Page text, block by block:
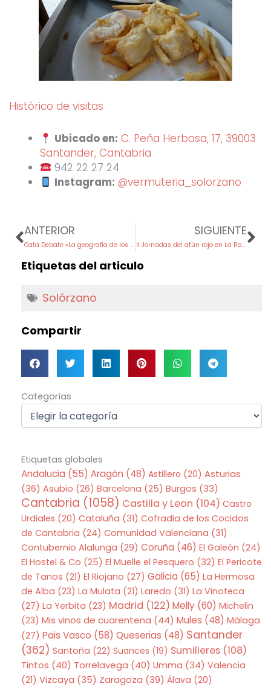
Histórico de visitas
Ubicado en: C. Peña Herbosa, 17, 39003
Santander, Cantabria
942 22 27 24
Instagram: @vermuteria_solorzano
Prev
ANTERIOR
Cata Debate «La geografía de los Crustaceos» Noja Sambal
SIGUIENTE
II Jornadas del atún rojo en La Radio
Etiquetas del articulo
Solórzano
Compartir
Categorías
Categorías
Etiquetas globales
Andalucia (55) Aragón (48) Astillero (20) Asturias
(36) Asubio (26) Barcelona (25) Burgos (33)
Cantabria (1058) Castilla y Leon (104) Castro
Urdiales (20) Cataluña (31) Cofradia de los Cocidos
de Cantabria (24) Comunidad Valenciana (31)
Contubernio Alalunga (29) Coruña (46) El Galeón (24)
El Hostel & Co (25) El Muelle el Pesquero (32) El Pericote
de Tanos (21) El Riojano (27) Galicia (65) La Hermosa
de Alba (23) La Mulata (21) Laredo (31) La Vinoteca
(27) La Yerbita (23) Madrid (122) Melly(60) Michelin
(23) Mis vinos de cuarentena (44) Mules (48) Málaga
(27) Pais Vasco (58) Queserias (48) Santander
(362) Santoña (22) Suances (19) Sumilleres(108)
Tintos (40) Torrelavega (40) Umma (34) Valencia
(21) Vizcaya (35) Zaragoza (39) Álava (20)